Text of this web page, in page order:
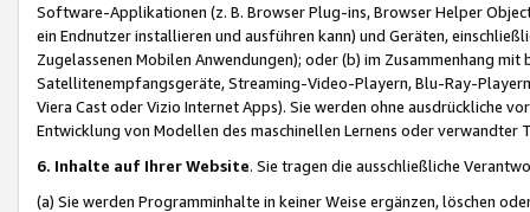
Software-Applikationen (z. B. Browser Plug-ins, Browser Helper
ein Endnutzer installieren und ausführen kann) und Geräten,
Zugelassenen Mobilen Anwendungen); oder (b) im Zusammenhang
Satellitenempfangsgeräte, Streaming-Video-Playern, Blu-Ray-
Viera Cast oder Vizio Internet Apps). Sie werden ohne ausdrückliche
Entwicklung von Modellen des maschinellen Lernens oder
6. Inhalte auf Ihrer Website. Sie tragen die ausschließliche
(a) Sie werden Programminhalte in keiner Weise ergänzen, löschen